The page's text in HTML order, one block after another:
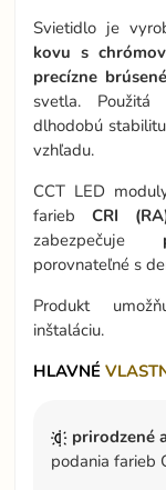
Svietidlo je
kovu s
precízne
svetla. Použitá
dlhodobú
vzhľadu.
CCT LED
fariebCRI
zabezpečuje
porovnateľné s
Produkt
inštaláciu.
HLAVNÉ
prirodzené
podania farieb